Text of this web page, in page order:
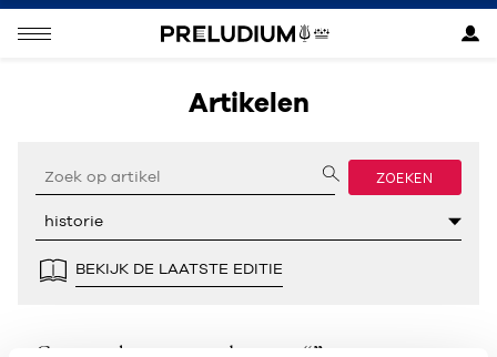
Artikelen
ZOEKEN
BEKIJK DE LAATSTE EDITIE